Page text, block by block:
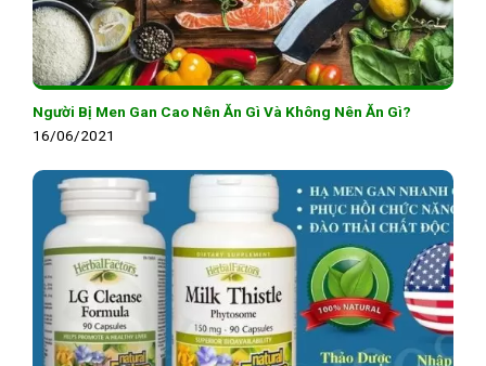
Người Bị Men Gan Cao Nên Ăn Gì Và Không Nên Ăn Gì?
16/06/2021